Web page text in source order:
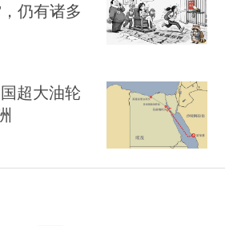
仍有诸多
超大油轮